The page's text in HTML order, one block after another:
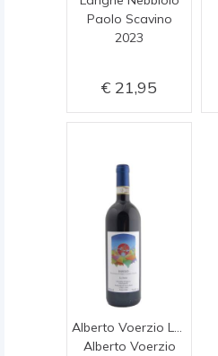
Paolo Scavino
2023
21,95
Alberto Voerzio La Serra
Alberto Voerzio